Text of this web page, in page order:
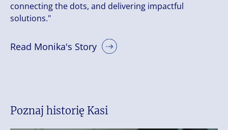
connecting the dots, and delivering impactful
solutions."
Read Monika's Story
Poznaj historię Kasi